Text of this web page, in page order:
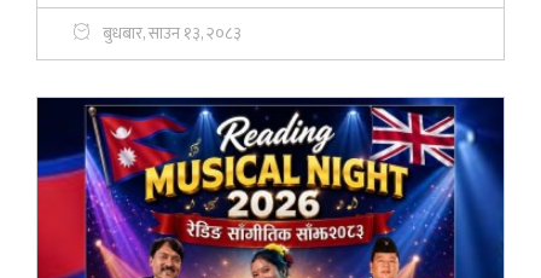
बुधबार, साउन १३, २०८३